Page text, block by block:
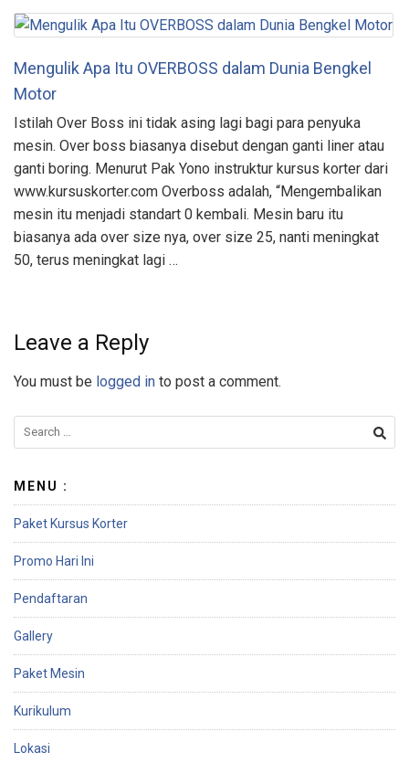
Mengulik Apa Itu OVERBOSS dalam Dunia Bengkel
Motor
Istilah Over Boss ini tidak asing lagi bagi para penyuka
mesin. Over boss biasanya disebut dengan ganti liner atau
ganti boring. Menurut Pak Yono instruktur kursus korter dari
www.kursuskorter.com Overboss adalah, “Mengembalikan
mesin itu menjadi standart 0 kembali. Mesin baru itu
biasanya ada over size nya, over size 25, nanti meningkat
50, terus meningkat lagi …
Leave a Reply
You must be logged in to post a comment.
MENU :
Paket Kursus Korter
Promo Hari Ini
Pendaftaran
Gallery
Paket Mesin
Kurikulum
Lokasi